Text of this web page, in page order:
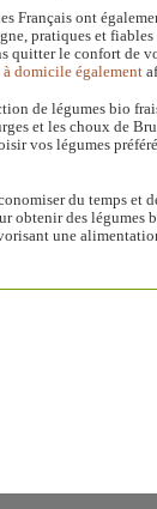
Français ont
pratiques et
quitter le confort de
domicile également
de légumes bio
et les choux de
vos légumes
du temps et
obtenir des légumes
une